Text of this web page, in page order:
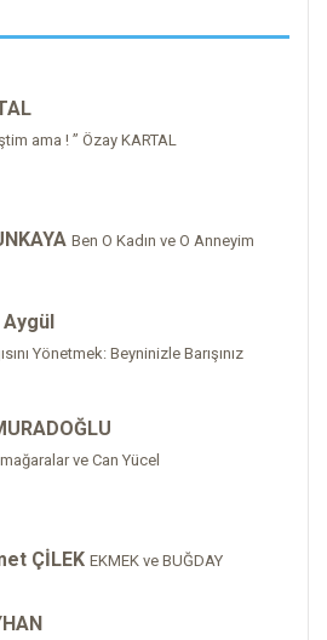
ama ! ” Özay KARTAL
Ben O Kadın ve O Anneyim
Yönetmek: Beyninizle Barışınız
ve Can Yücel
ÇİLEK EKMEK ve BUĞDAY